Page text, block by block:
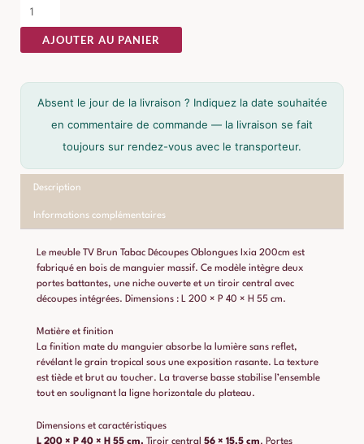
Manguier
Ixia
200cm
AJOUTER AU PANIER
Absent le jour de la livraison ? Indiquez la date souhaitée
en commentaire de commande — la livraison se fait
toujours sur rendez-vous avec le transporteur.
Description
Informations complémentaires
Le meuble TV Brun Tabac Découpes Oblongues Ixia 200cm est
fabriqué en bois de manguier massif. Ce modèle intègre deux
portes battantes, une niche ouverte et un tiroir central avec
découpes intégrées. Dimensions : L 200 × P 40 × H 55 cm.
Matière et finition
La finition mate du manguier absorbe la lumière sans reflet,
révélant le grain tropical sous une exposition rasante. La texture
est tiède et brut au toucher. La traverse basse stabilise l’ensemble
tout en soulignant la ligne horizontale du plateau.
Dimensions et caractéristiques
L 200 × P 40 × H 55 cm. Tiroir central 56 × 15,5 cm. Portes